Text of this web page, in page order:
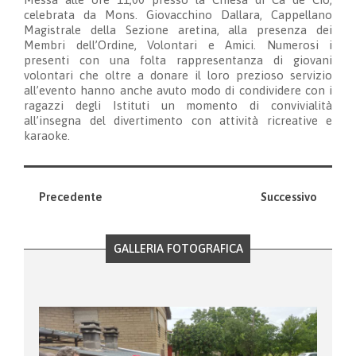
celebrata da Mons. Giovacchino Dallara, Cappellano
Magistrale della Sezione aretina, alla presenza dei
Membri dell’Ordine, Volontari e Amici. Numerosi i
presenti con una folta rappresentanza di giovani
volontari che oltre a donare il loro prezioso servizio
all’evento hanno anche avuto modo di condividere con i
ragazzi degli Istituti un momento di convivialità
all’insegna del divertimento con attività ricreative e
karaoke.
Precedente Successivo
GALLERIA FOTOGRAFICA